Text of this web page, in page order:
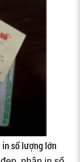
in số lượng lớn